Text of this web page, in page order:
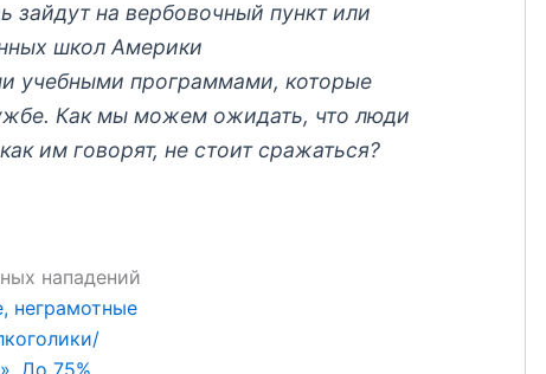
на вербовочный пункт или
школ Америки
учебными программами, которые
Как мы можем ожидать, что люди
им говорят, не стоит сражаться?
неграмотные